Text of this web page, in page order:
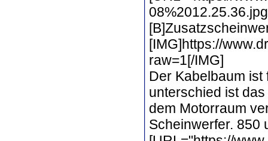
[IMG]https://
raw=1[/IMG]
Der Kabelbaum ist
unterschied ist
dem Motorraum
Scheinwerfer. 850